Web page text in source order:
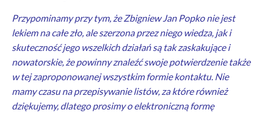
Przypominamy przy tym, że Zbigniew Jan Popko nie jest
lekiem na całe zło, ale szerzona przez niego wiedza, jak i
skuteczność jego wszelkich działań są tak zaskakujące i
nowatorskie, że powinny znaleźć swoje potwierdzenie także
w tej zaproponowanej wszystkim formie kontaktu. Nie
mamy czasu na przepisywanie listów, za które również
dziękujemy, dlatego prosimy o elektroniczną formę